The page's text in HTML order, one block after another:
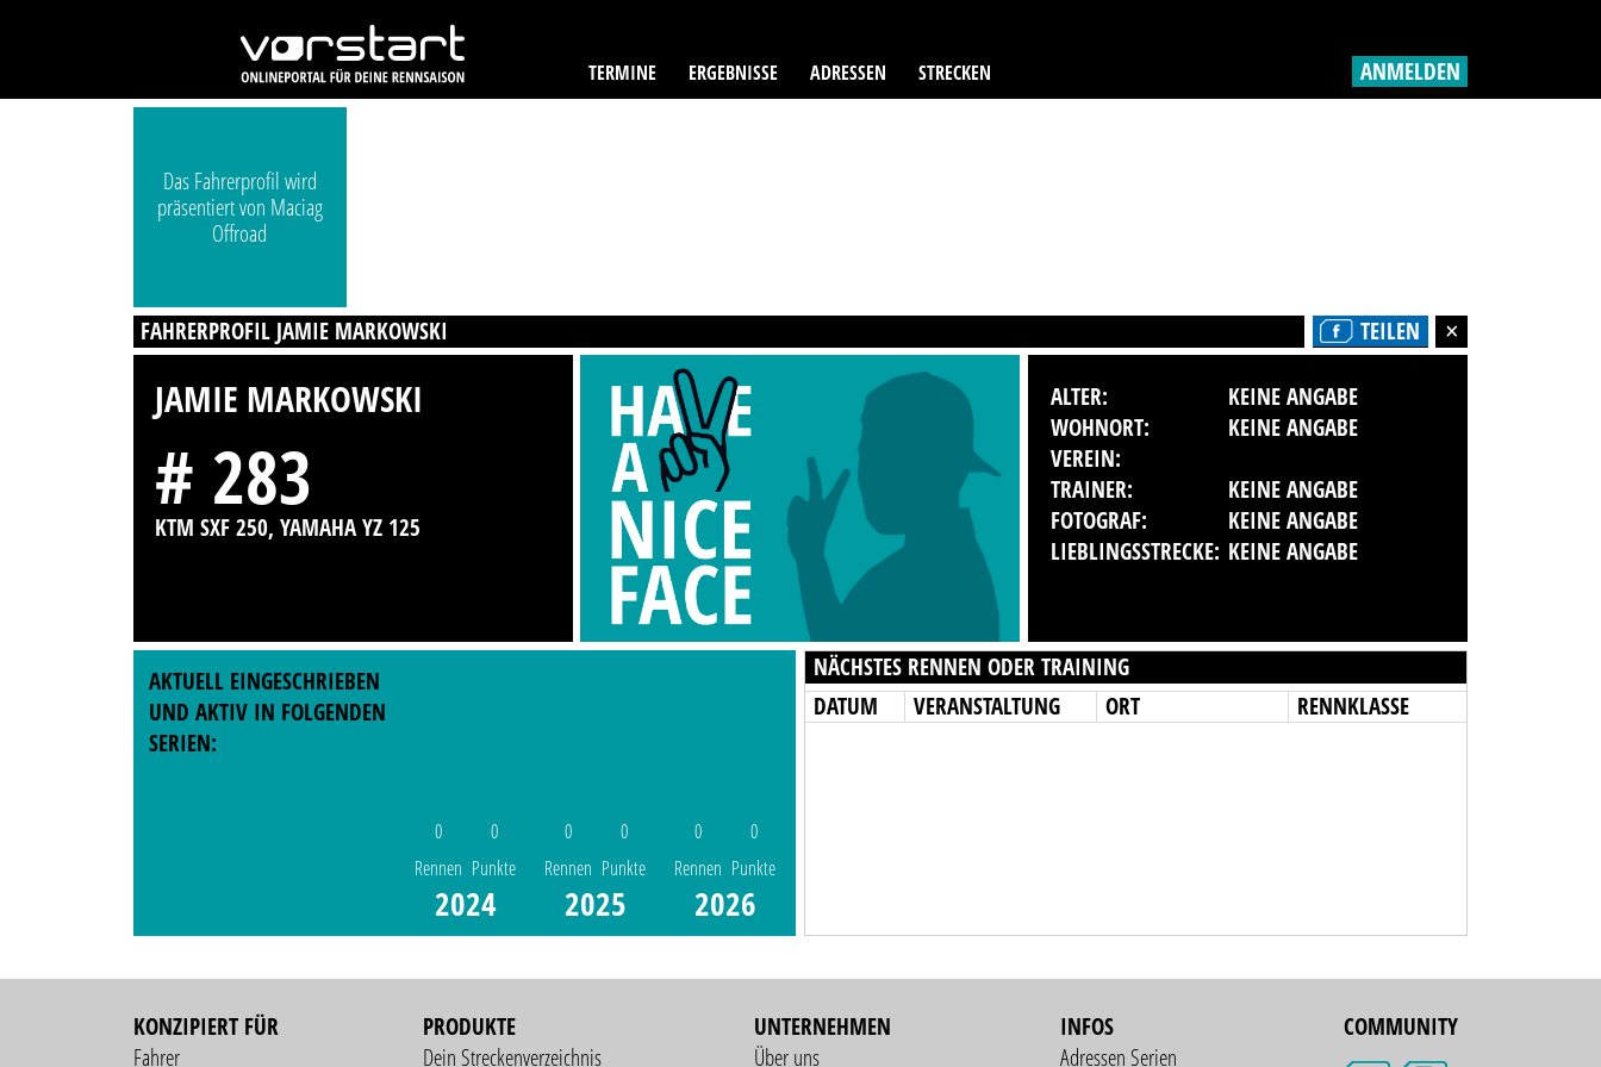
TERMINE ERGEBNISSE ADRESSEN STRECKEN ANMELDEN
Das Fahrerprofil wird
präsentiert von Maciag
Offroad
FAHRERPROFIL JAMIE MARKOWSKI TEILEN
JAMIE MARKOWSKI
# 283
KTM SXF 250, YAMAHA YZ 125
ALTER:
KEINE ANGABE
WOHNORT:
KEINE ANGABE
VEREIN:
TRAINER:
KEINE ANGABE
FOTOGRAF:
KEINE ANGABE
LIEBLINGSSTRECKE: KEINE ANGABE
AKTUELL EINGESCHRIEBEN
UND AKTIV IN FOLGENDEN
SERIEN:
0
Rennen
0
Punkte
2024
0
Rennen
0
Punkte
2025
0
Rennen
0
Punkte
2026
NÄCHSTES RENNEN ODER TRAINING
DATUM
VERANSTALTUNG ORT RENNKLASSE
KONZIPIERT FÜR
Fahrer
PRODUKTE
Dein Streckenverzeichnis
UNTERNEHMEN
Über uns
INFOS
Adressen Serien
COMMUNITY